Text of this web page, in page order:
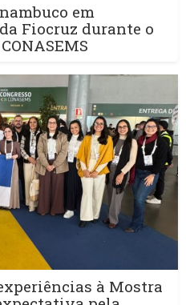
em
Fiocruz durante o
à Mostra